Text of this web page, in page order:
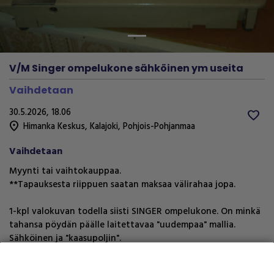
V/M Singer ompelukone sähköinen ym useita
Vaihdetaan
favorite
30.5.2026, 18.06
location_on Himanka Keskus, Kalajoki, Pohjois-Pohjanmaa
Vaihdetaan
Myynti tai vaihtokauppaa.
**Tapauksesta riippuen saatan maksaa välirahaa jopa.
1-kpl valokuvan todella siisti SINGER ompelukone. On minkä
tahansa pöydän päälle laitettavaa "uudempaa" mallia.
Sähköinen ja "kaasupoljin".